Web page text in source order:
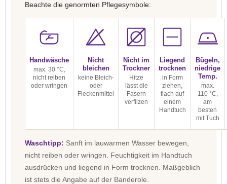
Beachte die genormten Pflegesymbole:
Handwäsche
max. 30 °C,
nicht reiben
oder wringen
Nicht
bleichen
keine Bleich-
oder
Fleckenmittel
Nicht im
Trockner
Hitze
lässt die
Fasern
verfilzen
Liegend
trocknen
in Form
ziehen,
flach auf
einem
Handtuch
Bügeln,
niedrige
Temp.
max.
110 °C,
am
besten
mit Tuch
Waschtipp: Sanft im lauwarmen Wasser bewegen,
nicht reiben oder wringen. Feuchtigkeit im Handtuch
ausdrücken und liegend in Form trocknen. Maßgeblich
ist stets die Angabe auf der Banderole.